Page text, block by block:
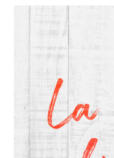
NOS BOUTIQUES
MON COMPTE